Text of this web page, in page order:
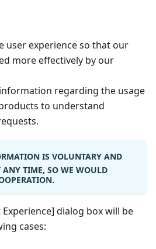
user experience so that our
more effectively by our
regarding the usage
to understand
IS VOLUNTARY AND
ANY TIME, SO WE WOULD
dialog box will be
cases: